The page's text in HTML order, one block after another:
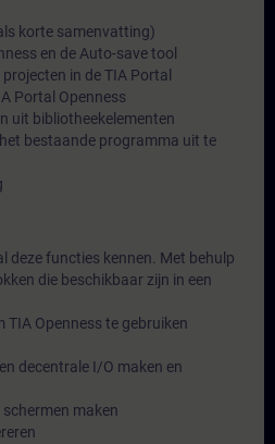
korte samenvatting)
en de Auto-save tool
in de TIA Portal
Portal Openness
uit bibliotheekelementen
bestaande programma uit te
deze functies kennen. Met behulp
die beschikbaar zijn in een
TIA Openness te gebruiken
decentrale I/O maken en
maken